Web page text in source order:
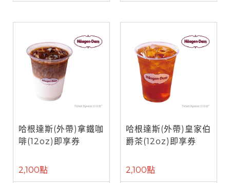
哈根達斯(外帶)拿鐵咖
啡(12oz)即享券
2,100點
哈根達斯(外帶)皇家伯
爵茶(12oz)即享券
2,100點